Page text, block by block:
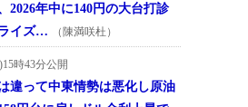
2026年中に140円の大台打診
イズ…
（陳満咲杜）
時43分公開
違って中東情勢は悪化し原油